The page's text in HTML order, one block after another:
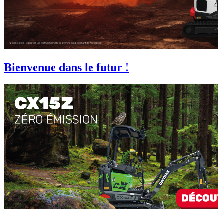
Bienvenue dans le futur !